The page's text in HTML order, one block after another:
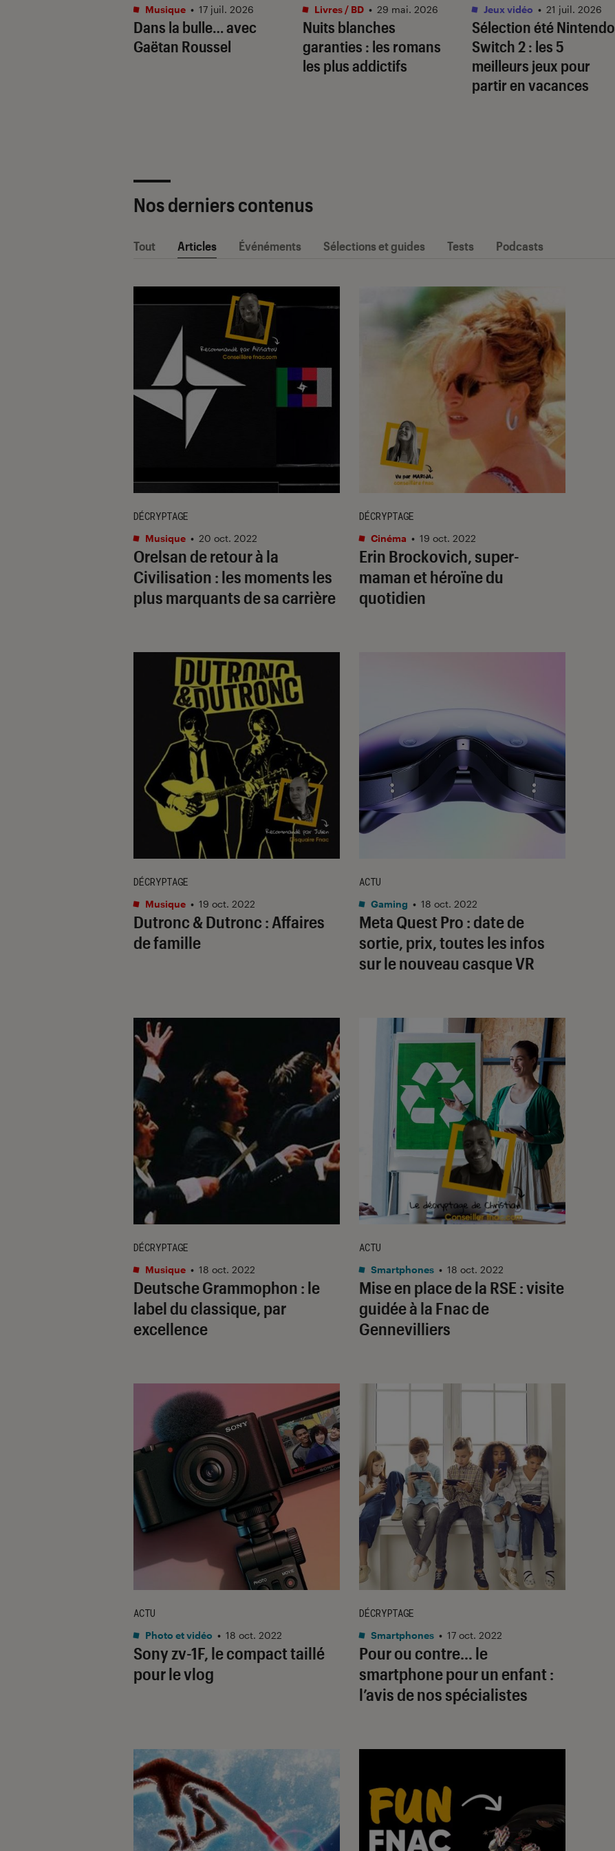
Dans la bulle… avec
Gaëtan Roussel
Musique • 17 juil. 2026
Nuits blanches
garanties : les romans
les plus addictifs
Livres / BD • 29 mai. 2026
Sélection été Nintendo
Switch 2 : les 5
meilleurs jeux pour
partir en vacances
Jeux vidéo • 21 juil. 2026
Nos derniers contenus
Tout Articles Événéments Sélections et guides Tests Podcasts
Orelsan de retour à la
Civilisation : les moments les
plus marquants de sa carrière
DÉCRYPTAGE
Musique • 20 oct. 2022
Erin Brockovich, super-
maman et héroïne du
quotidien
DÉCRYPTAGE
Cinéma • 19 oct. 2022
Dutronc & Dutronc : Affaires
de famille
DÉCRYPTAGE
Musique • 19 oct. 2022
Meta Quest Pro : date de
sortie, prix, toutes les infos
sur le nouveau casque VR
ACTU
Gaming • 18 oct. 2022
Deutsche Grammophon : le
label du classique, par
excellence
DÉCRYPTAGE
Musique • 18 oct. 2022
Mise en place de la RSE : visite
guidée à la Fnac de
Gennevilliers
ACTU
Smartphones • 18 oct. 2022
Sony zv-1F, le compact taillé
pour le vlog
ACTU
Photo et vidéo • 18 oct. 2022
Pour ou contre… le
smartphone pour un enfant :
l’avis de nos spécialistes
DÉCRYPTAGE
Smartphones • 17 oct. 2022